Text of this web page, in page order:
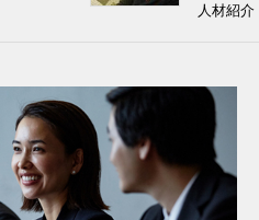
人材紹介